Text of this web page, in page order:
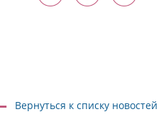
Вернуться к списку новостей